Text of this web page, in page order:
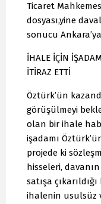
Ticaret
dosyası,yine
sonucu
İHALE İÇİN
İTİRAZ ETTİ
Öztürk’ün
görüşülmeyi
olan bir ihale
işadamı
projede ki
hisseleri,
satışa
ihalenin usulsüz